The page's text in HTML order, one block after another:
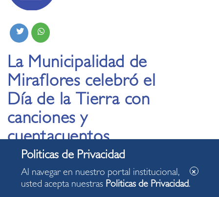
La Municipalidad de
Miraflores celebró el
Día de la Tierra con
canciones y
cuentacuentos
23.04.2020
Al navegar en nuestro portal institucional,
usted acepta nuestras Politicas de Privacidad.